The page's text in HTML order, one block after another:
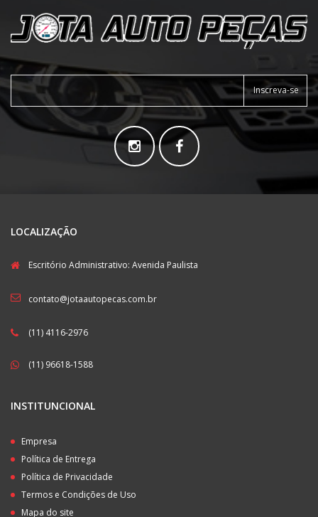
Inscreva-se
LOCALIZAÇÃO
Escritório Administrativo: Avenida Paulista
contato@jotaautopecas.com.br
(11) 4116-2976
(11) 96618-1588
INSTITUNCIONAL
Empresa
Política de Entrega
Política de Privacidade
Termos e Condições de Uso
Mapa do site